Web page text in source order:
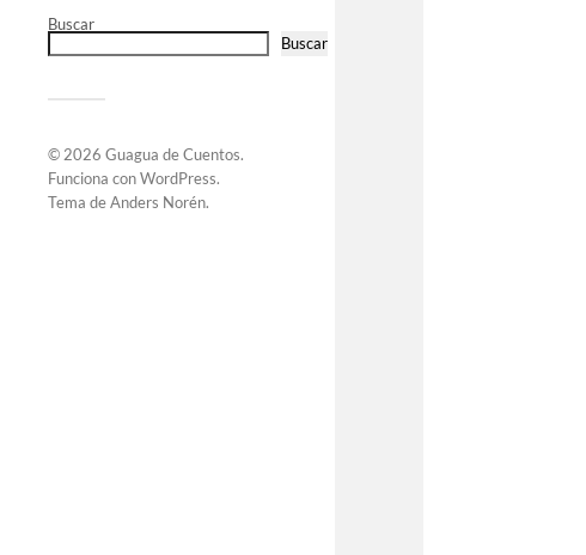
Buscar
Buscar
© 2026 Guagua de Cuentos.
Funciona conWordPress.
Tema deAnders Norén.